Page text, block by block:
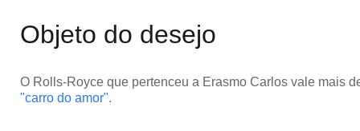
Objeto do desejo
O Rolls-Royce que pertenceu a Erasmo Carlos vale mais
"carro do amor".